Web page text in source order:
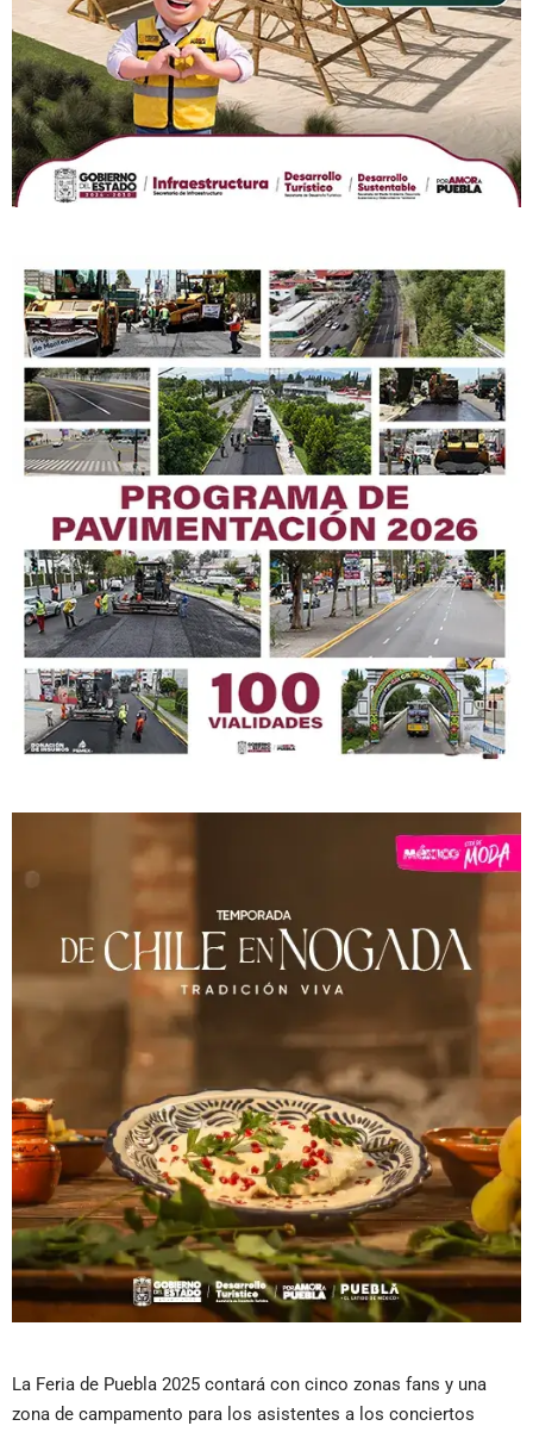
La Feria de Puebla 2025 contará con cinco zonas fans y una
zona de campamento para los asistentes a los conciertos